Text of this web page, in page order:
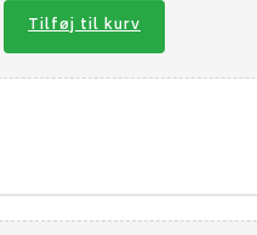
Tilføj til kurv